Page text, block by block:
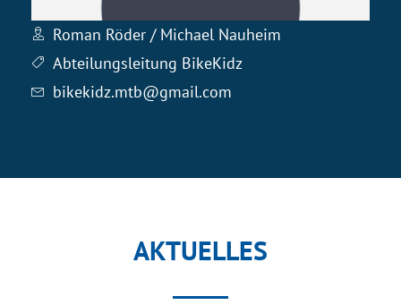
Roman Röder / Michael Nauheim
Abteilungsleitung BikeKidz
bikekidz.mtb@gmail.com
AKTUELLES